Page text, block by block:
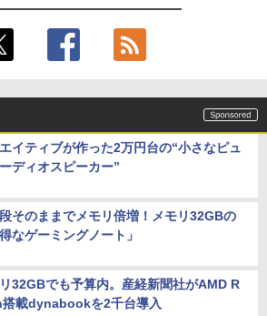
イティブが作った2万円台の“小さなピュ
ディオスピーカー”
そのままでメモリ倍増！メモリ32GBの
得なゲーミングノート」
32GBでも予算内。産経新聞社がAMD R
載dynabookを2千台導入